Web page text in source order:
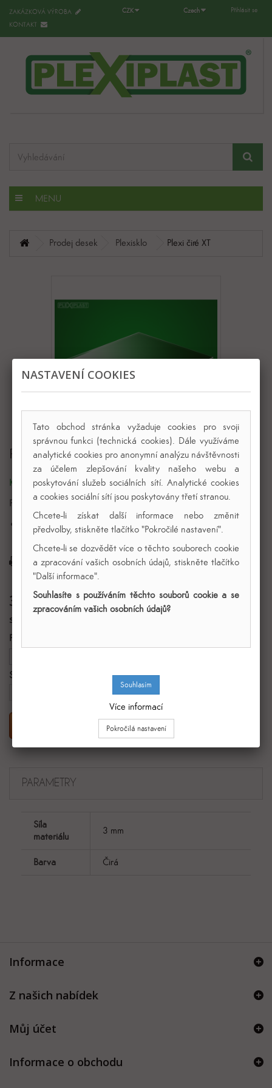
Přihlásit se
Czech
CZK
ZAKÁZKOVÁ VÝROBA
KONTAKT
MENU
Prodej desek Plexisklo Plexi čiré XT
Zobrazit větší
Plexi čiré XT
Kód výrobku: 246
Plexisklová deska XT čirá
3050 x 2050 mm
Tisk
3 179,00 Kč
s DPH
Počet
Síla materiálu
PARAMETRY
Síla
materiálu
3 mm
Barva Čirá
Informace
Z našich nabídek
Můj účet
Informace o obchodu
NASTAVENÍ COOKIES
Tato obchod stránka vyžaduje cookies pro svoji
správnou funkci (technická cookies). Dále využíváme
analytické cookies pro anonymní analýzu návštěvnosti
za účelem zlepšování kvality našeho webu a
poskytování služeb sociálních sítí. Analytické cookies
a cookies sociální sítí jsou poskytovány třetí stranou.
Chcete-li získat další informace nebo změnit
předvolby, stiskněte tlačítko "Pokročilé nastavení".
Chcete-li se dozvědět více o těchto souborech cookie
a zpracování vašich osobních údajů, stiskněte tlačítko
"Další informace".
Souhlasíte s používáním těchto souborů cookie a se
zpracováním vašich osobních údajů?
Více informací